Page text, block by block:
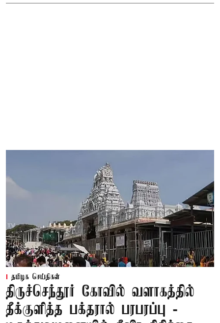
தமிழக செய்திகள்
திருச்செந்தூர் கோவில் வளாகத்தில்
தீக்குளித்த பக்தரால் பரபரப்பு -